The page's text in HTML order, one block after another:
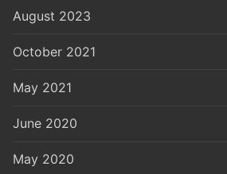
August 2023
October 2021
May 2021
June 2020
May 2020